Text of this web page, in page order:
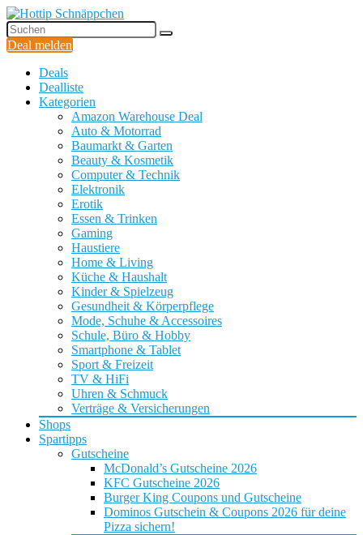
Deal melden
Deals
Dealliste
Kategorien
Amazon Warehouse Deal
Auto & Motorrad
Baumarkt & Garten
Beauty & Kosmetik
Computer & Technik
Elektronik
Erotik
Essen & Trinken
Gaming
Haustiere
Home & Living
Küche & Haushalt
Kinder & Spielzeug
Gesundheit & Körperpflege
Mode, Schuhe & Accessoires
Schule, Büro & Hobby
Smartphone & Tablet
Sport & Freizeit
TV & HiFi
Uhren & Schmuck
Verträge & Versicherungen
Shops
Spartipps
Gutscheine
McDonald’s Gutscheine 2026
KFC Gutscheine 2026
Burger King Coupons und Gutscheine
Dominos Gutschein & Coupons 2026 für deine
Pizza sichern!